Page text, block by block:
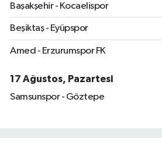
Başakşehir - Kocaelispor
Beşiktaş - Eyüpspor
Amed - Erzurumspor FK
17 Ağustos, Pazartesi
Samsunspor - Göztepe